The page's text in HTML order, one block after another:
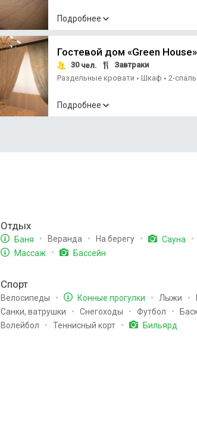
Подробнее
Гостевой дом «Green House»
30чел.
Завтраки
Раздельные кровати • Шкаф • 2-
Подробнее
Отдых
Баня Веранда На берегу Сауна
Массаж
Бассейн
Спорт
Велосипеды Конные прогулки Лыжи
Санки, ватрушки
Снегоходы Футбол
Волейбол
Теннисный корт Бильярд